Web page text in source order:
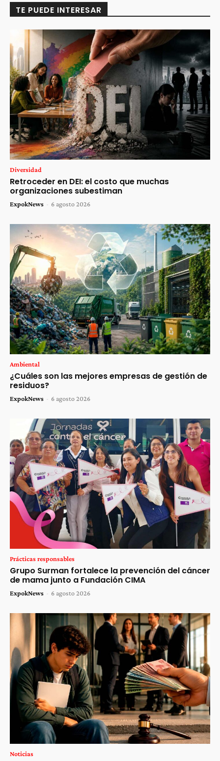
TE PUEDE INTERESAR
Diversidad
Retroceder en DEI: el costo que muchas
organizaciones subestiman
ExpokNews - 6 agosto 2026
Ambiental
¿Cuáles son las mejores empresas de gestión de
residuos?
ExpokNews - 6 agosto 2026
Prácticas responsables
Grupo Surman fortalece la prevención del cáncer
de mama junto a Fundación CIMA
ExpokNews - 6 agosto 2026
Noticias